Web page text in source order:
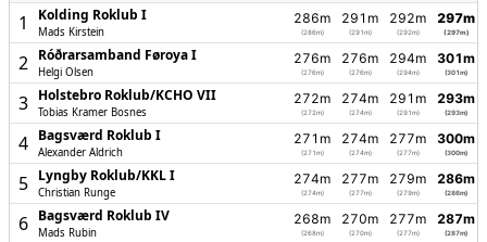
1 Kolding Roklub I
Mads Kirstein
286m
(286m)
291m
(291m)
292m
(292m)
297m
(297m)
2 Róðrarsamband Føroya I
Helgi Olsen
276m
(276m)
276m
(276m)
294m
(294m)
301m
(301m)
3 Holstebro Roklub/­KCHO VII
Tobias Kramer Bosnes
272m
(272m)
274m
(274m)
291m
(291m)
293m
(293m)
4 Bagsværd Roklub I
Alexander Aldrich
271m
(271m)
274m
(274m)
277m
(277m)
300m
(300m)
5 Lyngby Roklub/­KKL I
Christian Runge
274m
(274m)
277m
(277m)
279m
(279m)
286m
(286m)
6 Bagsværd Roklub IV
Mads Rubin
268m
(268m)
270m
(270m)
277m
(277m)
287m
(287m)